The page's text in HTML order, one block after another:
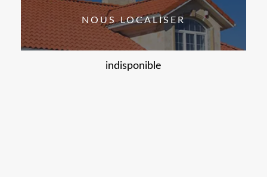
NOUS LOCALISER
indisponible